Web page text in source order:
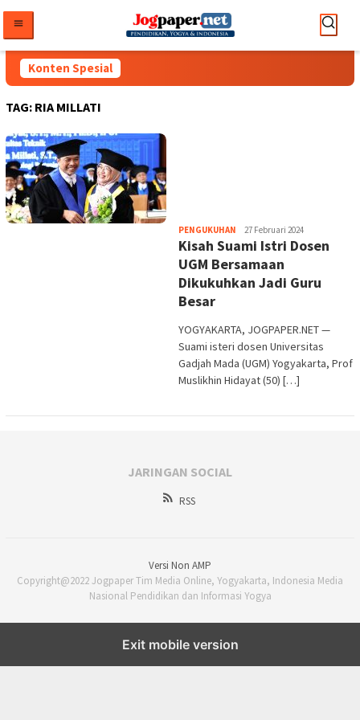
konten
Konten Spesial
TAG: RIA MILLATI
PENGUKUHAN Heri
Purwata
27 Februari 2024
Kisah Suami Istri Dosen
UGM Bersamaan
Dikukuhkan Jadi Guru
Besar
YOGYAKARTA, JOGPAPER.NET —
Suami isteri dosen Universitas
Gadjah Mada (UGM) Yogyakarta, Prof
Muslikhin Hidayat (50) […]
JARINGAN SOCIAL
RSS
Versi Non AMP
Copyright@2022 Jogpaper Tim Media Online, Yogyakarta, Indonesia Media
Nasional Pendidikan dan Informasi Yogya
Exit mobile version